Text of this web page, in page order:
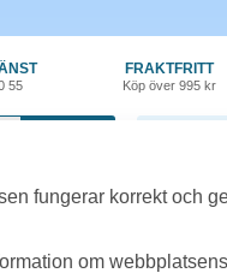
55
FRAKTFRITT
Köp över 995 kr
RSX herr svart strl 2XL
Texet Surf
fungerar korrekt och
om webbplatsens